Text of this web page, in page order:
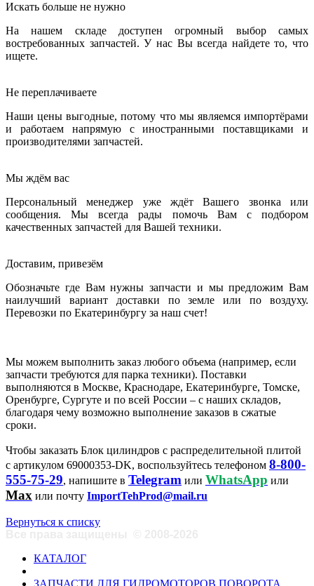
Искать больше не нужно
На нашем складе доступен огромный выбор самых
востребованных запчастей. У нас Вы всегда найдете то, что
ищете.
Не переплачиваете
Наши цены выгодные, потому что мы являемся импортёрами
и работаем напрямую с иностранными поставщиками и
производителями запчастей.
Мы ждём вас
Персональный менеджер уже ждёт Вашего звонка или
сообщения. Мы всегда рады помочь Вам с подбором
качественных запчастей для Вашей техники.
Доставим, привезём
Обозначьте где Вам нужны запчасти и мы предложим Вам
наилучший вариант доставки по земле или по воздуху.
Перевозки по Екатеринбургу за наш счет!
Мы можем выполнить заказ любого объема (например, если
запчасти требуются для парка техники). Поставки
выполняются в Москве, Краснодаре, Екатеринбурге, Томске,
Оренбурге, Сургуте и по всей России – с наших складов,
благодаря чему возможно выполнение заказов в сжатые
сроки.
Чтобы заказать Блок цилиндров с распределительной плитой
с артикулом 69000353-DK, воспользуйтесь телефоном 8-800-
555-75-29, напишите в Telegram или WhatsApp или
Max или почту ImportTehProd@mail.ru
Вернуться к списку
КАТАЛОГ